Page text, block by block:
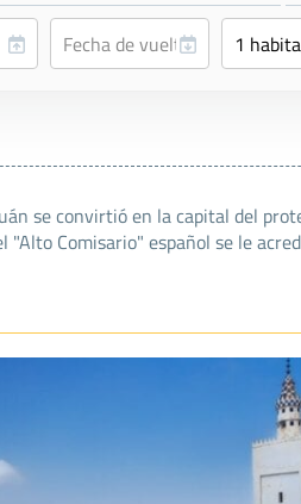
se convirtió en la capital del
Comisario" español se le